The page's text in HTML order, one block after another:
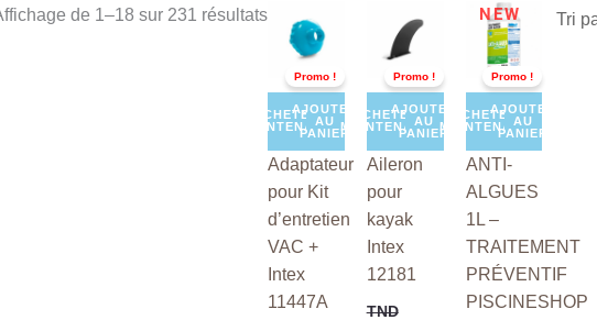
de 1–18 sur 231 résultats
Promo !
ACHETER
MAINTENANT
AJOUTER
AU
PANIER
Adaptateur
pour Kit
d’entretien
VAC +
Intex
11447A
Le
prix
initial
était :
TND
15,000.
prix
actuel
est :
TND
10,000.
Promo !
ACHETER
MAINTENANT
AJOUTER
AU
PANIER
Aileron
pour
kayak
Intex
12181
TND
initial
était :
TND
45,000.
prix
est :
TND
35,000.
NEW
Promo !
ACHETER
MAINTENANT
AJOUTER
AU
PANIER
ANTI-
ALGUES
1L –
TRAITEMENT
PRÉVENTIF
PISCINESHOP
Le
prix
initial
était :
TND
15,000.
Le
prix
actuel
est :
TND
13,900.